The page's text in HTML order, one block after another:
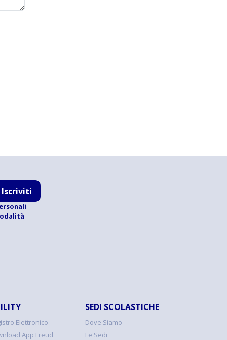
Iscriviti
Elettronico
App Freud
SEDI SCOLASTICHE
Dove Siamo
Le Sedi